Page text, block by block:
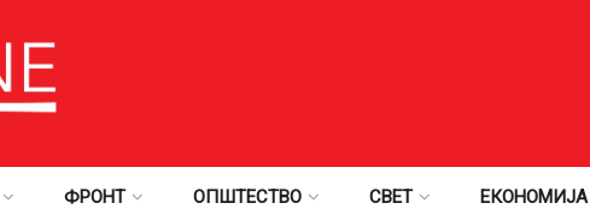
ФРОНТ ОПШТЕСТВО СВЕТ ЕКОНОМИЈА